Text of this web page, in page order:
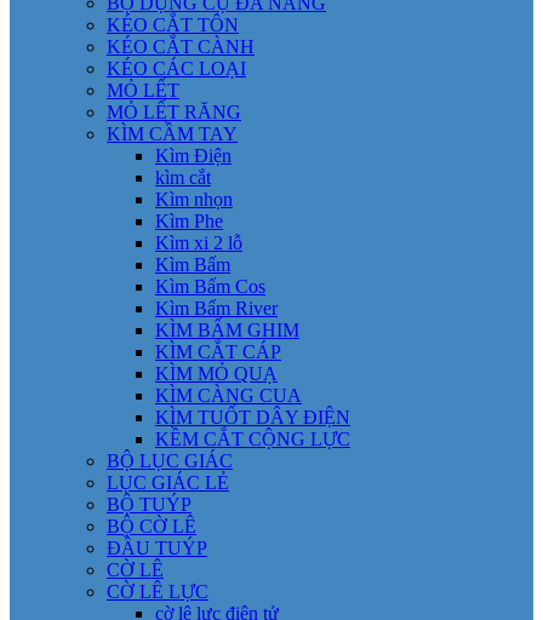
KÉO CẮT TÔN
KÉO CẮT CÀNH
KÉO CÁC LOẠI
MỎ LẾT
MỎ LẾT RĂNG
KÌM CẦM TAY
Kìm Điện
kìm cắt
Kìm nhọn
Kìm Phe
Kìm xi 2 lỗ
Kìm Bấm
Kìm Bấm Cos
Kìm Bấm River
KÌM BẤM GHIM
KÌM CẮT CÁP
KÌM MỎ QUẠ
KÌM CÀNG CUA
KÌM TUỐT DÂY ĐIỆN
KỀM CẮT CỘNG LỰC
BỘ LỤC GIÁC
LỤC GIÁC LẺ
BỘ TUÝP
BỘ CỜ LÊ
ĐẦU TUÝP
CỜ LÊ
CỜ LÊ LỰC
cờ lê lực điện tử